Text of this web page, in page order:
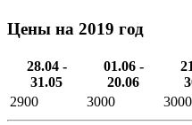
Цены на 2019 год
28.04 -
31.05
01.06 -
20.06
2900
3000 3000